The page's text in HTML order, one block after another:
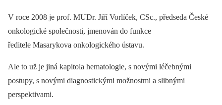
V roce 2008 je prof. MUDr. Jiří Vorlíček, CSc., předseda České
onkologické společnosti, jmenován do funkce
ředitele Masarykova onkologického ústavu.
Ale to už je jiná kapitola hematologie, s novými léčebnými
postupy, s novými diagnostickými možnostmi a slibnými
perspektivami.